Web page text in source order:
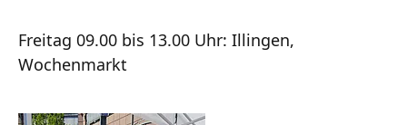
Freitag 09.00 bis 13.00 Uhr: Illingen,
Wochenmarkt